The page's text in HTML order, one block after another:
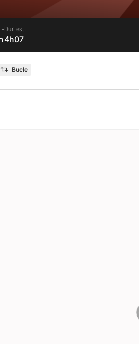
-Dur. est.
4h07
Bucle